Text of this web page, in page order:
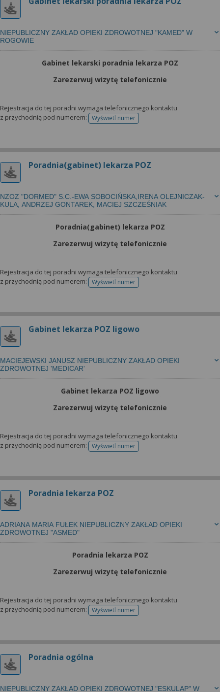
NIEPUBLICZNY ZAKŁAD OPIEKI ZDROWOTNEJ "KAMED" W
ROGOWIE
Gabinet lekarski poradnia lekarza POZ
Zarezerwuj wizytę telefonicznie
Rejestracja do tej poradni wymaga telefonicznego kontaktu
z przychodnią pod numerem:
Wyświetl numertelefonu do rejestracji
Poradnia(gabinet) lekarza POZ
NZOZ "DORMED" S.C.-EWA SOBOCIŃSKA,IRENA OLEJNICZAK-
KULA, ANDRZEJ GONTAREK, MACIEJ SZCZEŚNIAK
Poradnia(gabinet) lekarza POZ
Zarezerwuj wizytę telefonicznie
Rejestracja do tej poradni wymaga telefonicznego kontaktu
z przychodnią pod numerem:
Wyświetl numertelefonu do rejestracji
Gabinet lekarza POZ ligowo
MACIEJEWSKI JANUSZ NIEPUBLICZNY ZAKŁAD OPIEKI
ZDROWOTNEJ 'MEDICAR'
Gabinet lekarza POZ ligowo
Zarezerwuj wizytę telefonicznie
Rejestracja do tej poradni wymaga telefonicznego kontaktu
z przychodnią pod numerem:
Wyświetl numertelefonu do rejestracji
Poradnia lekarza POZ
ADRIANA MARIA FUŁEK NIEPUBLICZNY ZAKŁAD OPIEKI
ZDROWOTNEJ "ASMED"
Poradnia lekarza POZ
Zarezerwuj wizytę telefonicznie
Rejestracja do tej poradni wymaga telefonicznego kontaktu
z przychodnią pod numerem:
Wyświetl numertelefonu do rejestracji
Poradnia ogólna
NIEPUBLICZNY ZAKŁAD OPIEKI ZDROWOTNEJ "ESKULAP" W